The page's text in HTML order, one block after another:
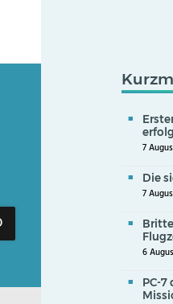
7
Die
7
6
PC-7